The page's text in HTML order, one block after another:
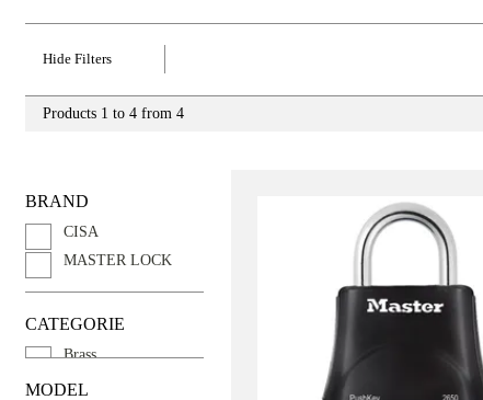
Hide Filters
Products 1 to 4 from 4
BRAND
CISA
MASTER LOCK
CATEGORIE
Brass
Keyed Alike
MODEL